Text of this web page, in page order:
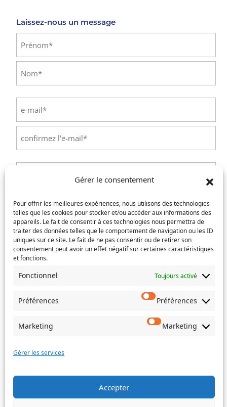
Gérer le consentement
Pour offrir les meilleures expériences, nous utilisons des technologies
telles que les cookies pour stocker et/ou accéder aux informations des
appareils. Le fait de consentir à ces technologies nous permettra de
traiter des données telles que le comportement de navigation ou les ID
uniques sur ce site. Le fait de ne pas consentir ou de retirer son
consentement peut avoir un effet négatif sur certaines caractéristiques
et fonctions.
Fonctionnel Toujours activé
Préférences Préférences
Marketing Marketing
Gérer les services
Accepter
Laissez-nous un message
Prénom
mail(Nécessaire)
Saisissez
un
e-
mail
l’e-
Téléphone
Service concerné (Nécessaire)
Si votre demande concerne des actes de naissance et/ou
de mariage, choisissez l'Etat-Civil comme service